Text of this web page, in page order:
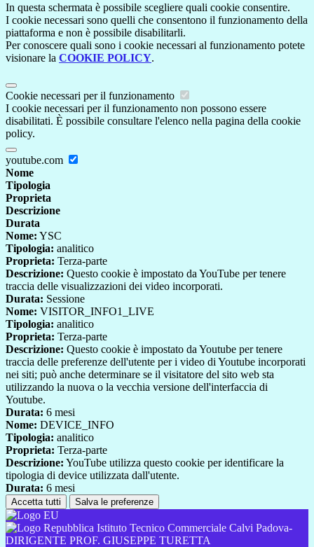
In questa schermata è possibile scegliere quali cookie consentire.
I cookie necessari sono quelli che consentono il funzionamento della
piattaforma e non è possibile disabilitarli.
Per conoscere quali sono i cookie necessari al funzionamento potete
visionare la COOKIE POLICY.
Cookie necessari per il funzionamento
I cookie necessari per il funzionamento non possono essere
disabilitati. È possibile consultare l'elenco nella pagina della cookie
policy.
youtube.com
Nome
Tipologia
Proprieta
Descrizione
Durata
Nome: YSC
Tipologia: analitico
Proprieta: Terza-parte
Descrizione: Questo cookie è impostato da YouTube per tenere
traccia delle visualizzazioni dei video incorporati.
Durata: Sessione
Nome: VISITOR_INFO1_LIVE
Tipologia: analitico
Proprieta: Terza-parte
Descrizione: Questo cookie è impostato da Youtube per tenere
traccia delle preferenze dell'utente per i video di Youtube incorporati
nei siti; può anche determinare se il visitatore del sito web sta
utilizzando la nuova o la vecchia versione dell'interfaccia di
Youtube.
Durata: 6 mesi
Nome: DEVICE_INFO
Tipologia: analitico
Proprieta: Terza-parte
Descrizione: YouTube utilizza questo cookie per identificare la
tipologia di device utilizzata dall'utente.
Durata: 6 mesi
Accetta tutti Salva le preferenze
Istituto Tecnico Commerciale Calvi Padova-
DIRIGENTE PROF. GIUSEPPE TURETTA